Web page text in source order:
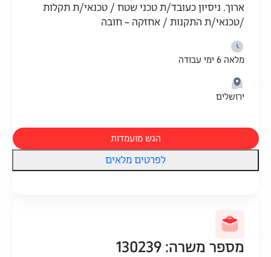
ארוך. ניסיון כעובד/ת טכני שטח / טכנאי/ת תקלות
/טכנאי/ת התקנות / אחזקה – חובה
מלאה 6 ימי עבודה
ירושלים
הגש מועמדות
לפרטים מלאים
מספר משרה: 130239